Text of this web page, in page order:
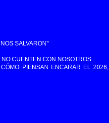
SALVARON"
CUENTEN CON NOSOTROS.
PIENSAN ENCARAR EL 2026,